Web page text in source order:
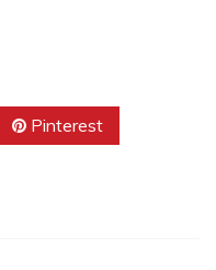
Pinterest